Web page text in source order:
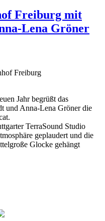
Freiburg mit
Lena Gröner
Freiburg
Jahr begrüßt das
und Anna-Lena Gröner die
TerraSound Studio
geplaudert und die
Glocke gehängt